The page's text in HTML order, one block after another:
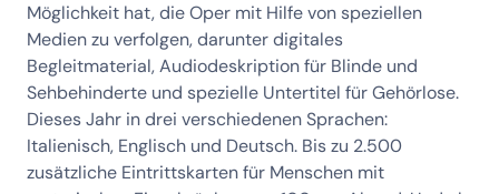
Möglichkeit hat, die Oper mit Hilfe von speziellen
Medien zu verfolgen, darunter digitales
Begleitmaterial, Audiodeskription für Blinde und
Sehbehinderte und spezielle Untertitel für Gehörlose.
Dieses Jahr in drei verschiedenen Sprachen:
Italienisch, Englisch und Deutsch. Bis zu 2.500
zusätzliche Eintrittskarten für Menschen mit